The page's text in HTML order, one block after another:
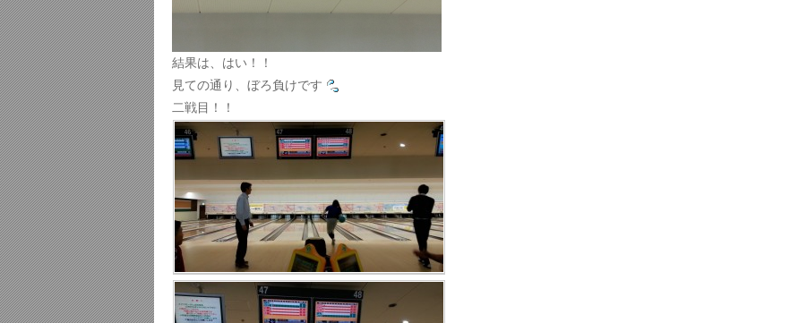
結果は、はい！！
見ての通り、ぼろ負けです
二戦目！！